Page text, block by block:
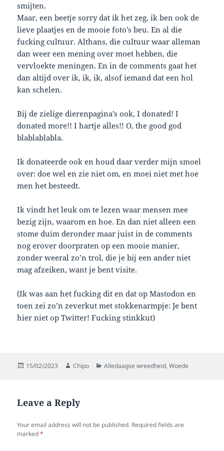
smijten.
Maar, een beetje sorry dat ik het zeg, ik ben ook de
lieve plaatjes en de mooie foto’s beu. En al die
fucking cultuur. Althans, die cultuur waar alleman
dan weer een mening over moet hebben, die
vervloekte meningen. En in de comments gaat het
dan altijd over ik, ik, ik, alsof iemand dat een hol
kan schelen.
Bij de zielige dierenpagina’s ook, I donated! I
donated more!! I hartje alles!! O, the good god
blablablabla.
Ik donateerde ook en houd daar verder mijn smoel
over: doe wel en zie niet om, en moei niet met hoe
men het besteedt.
Ik vindt het leuk om te lezen waar mensen mee
bezig zijn, waarom en hoe. En dan niet alleen een
stome duim deronder maar juist in de comments
nog erover doorpraten op een mooie manier,
zonder weeral zo’n trol, die je bij een ander niet
mag afzeiken, want je bent visite.
(Ik was aan het fucking dit en dat op Mastodon en
toen zei zo’n zeverkut met stokkenarmpje: Je bent
hier niet op Twitter! Fucking stinkkut)
Posted
15/02/2023 Author
Chipo Categories
Alledaagse wreedheid,Woede
Leave a Reply
Your email address will not be published. Required fields are
marked*